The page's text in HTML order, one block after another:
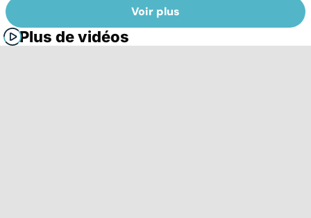
Voir plus
Plus de vidéos